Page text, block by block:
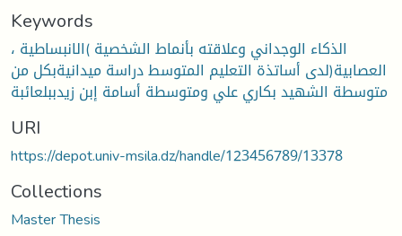
Keywords
الذكاء الوجداني وعلاقته بأنماط الشخصية )الانبساطية ،
العصابية(لدى أساتذة التعليم المتوسط دراسة ميدانيةبكل من
متوسطة الشهيد بكاري علي ومتوسطة أسامة إبن زيدببلعائبة
URI
https://depot.univ-msila.dz/handle/123456789/13378
Collections
Master Thesis